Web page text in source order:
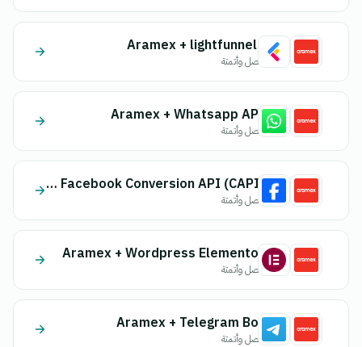
Aramex + lightfunnels
اتصل وأتمتة
Aramex + Whatsapp API
اتصل وأتمتة
Aramex + Facebook Conversion API (CAPI)
اتصل وأتمتة
Aramex + Wordpress Elementor
اتصل وأتمتة
Aramex + Telegram Bot
اتصل وأتمتة